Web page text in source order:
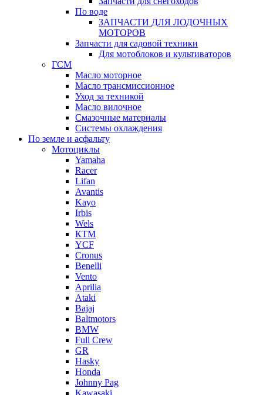
По воде
ЗАПЧАСТИ ДЛЯ ЛОДОЧНЫХ
МОТОРОВ
Запчасти для садовой техники
Для мотоблоков и культиваторов
ГСМ
Масло моторное
Масло трансмиссионное
Уход за техникой
Масло вилочное
Смазочные материалы
Системы охлаждения
По земле и асфальту
Мотоциклы
Yamaha
Racer
Lifan
Avantis
Kayo
Irbis
Wels
КТМ
YCF
Cronus
Benelli
Vento
Aprilia
Ataki
Bajaj
Baltmotors
BMW
Full Crew
GR
Hasky
Honda
Johnny Pag
Kawasaki